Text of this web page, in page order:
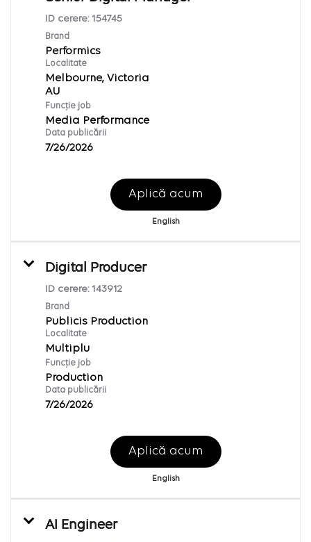
ID cerere: 154745
Brand
Performics
Localitate
Melbourne, Victoria
Funcție job
Media Performance
Data publicării
7/26/2026
Aplică acum
English
Digital Producer
ID cerere: 143912
Brand
Publicis Production
Localitate
Multiplu
Funcție job
Production
Data publicării
7/26/2026
Aplică acum
English
AI Engineer